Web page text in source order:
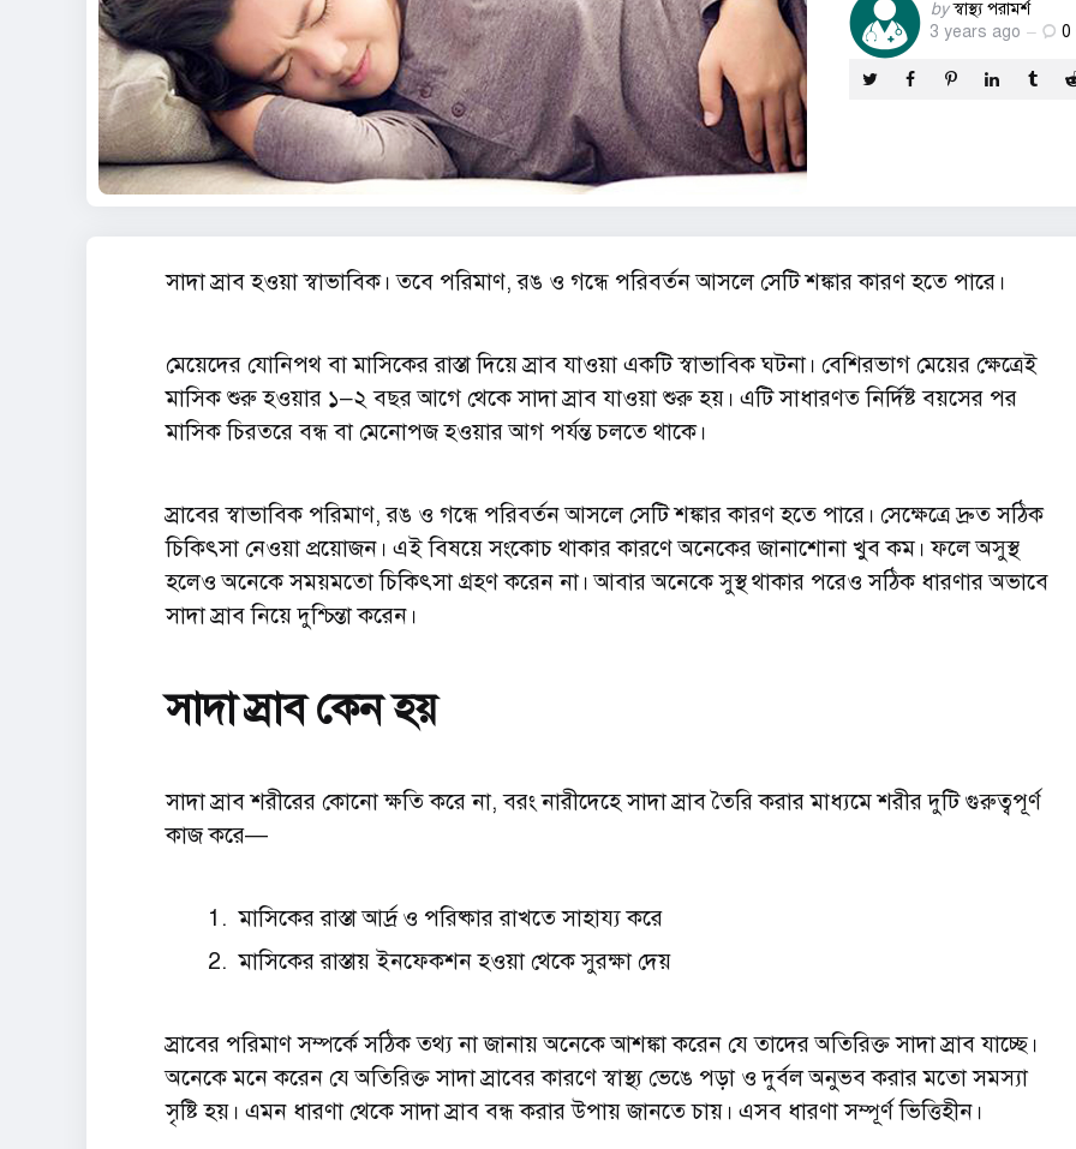
Posted
by
by স্বাস্থ্য পরামর্শ
3 years ago
0
সাদা স্রাব হওয়া স্বাভাবিক। তবে পরিমাণ, রঙ ও গন্ধে পরিবর্তন আসলে সেটি শঙ্কার কারণ হতে পারে।
মেয়েদের যোনিপথ বা মাসিকের রাস্তা দিয়ে স্রাব যাওয়া একটি স্বাভাবিক ঘটনা। বেশিরভাগ মেয়ের ক্ষেত্রেই
মাসিক শুরু হওয়ার ১–২ বছর আগে থেকে সাদা স্রাব যাওয়া শুরু হয়। এটি সাধারণত নির্দিষ্ট বয়সের পর
মাসিক চিরতরে বন্ধ বা মেনোপজ হওয়ার আগ পর্যন্ত চলতে থাকে।
স্রাবের স্বাভাবিক পরিমাণ, রঙ ও গন্ধে পরিবর্তন আসলে সেটি শঙ্কার কারণ হতে পারে। সেক্ষেত্রে দ্রুত সঠিক
চিকিৎসা নেওয়া প্রয়োজন। এই বিষয়ে সংকোচ থাকার কারণে অনেকের জানাশোনা খুব কম। ফলে অসুস্থ
হলেও অনেকে সময়মতো চিকিৎসা গ্রহণ করেন না। আবার অনেকে সুস্থ থাকার পরেও সঠিক ধারণার অভাবে
সাদা স্রাব নিয়ে দুশ্চিন্তা করেন।
সাদা স্রাব কেন হয়
সাদা স্রাব শরীরের কোনো ক্ষতি করে না, বরং নারীদেহে সাদা স্রাব তৈরি করার মাধ্যমে শরীর দুটি গুরুত্বপূর্ণ
কাজ করে—
মাসিকের রাস্তা আর্দ্র ও পরিষ্কার রাখতে সাহায্য করে
মাসিকের রাস্তায় ইনফেকশন হওয়া থেকে সুরক্ষা দেয়
স্রাবের পরিমাণ সম্পর্কে সঠিক তথ্য না জানায় অনেকে আশঙ্কা করেন যে তাদের অতিরিক্ত সাদা স্রাব যাচ্ছে।
অনেকে মনে করেন যে অতিরিক্ত সাদা স্রাবের কারণে স্বাস্থ্য ভেঙে পড়া ও দুর্বল অনুভব করার মতো সমস্যা
সৃষ্টি হয়। এমন ধারণা থেকে সাদা স্রাব বন্ধ করার উপায় জানতে চায়। এসব ধারণা সম্পূর্ণ ভিত্তিহীন।